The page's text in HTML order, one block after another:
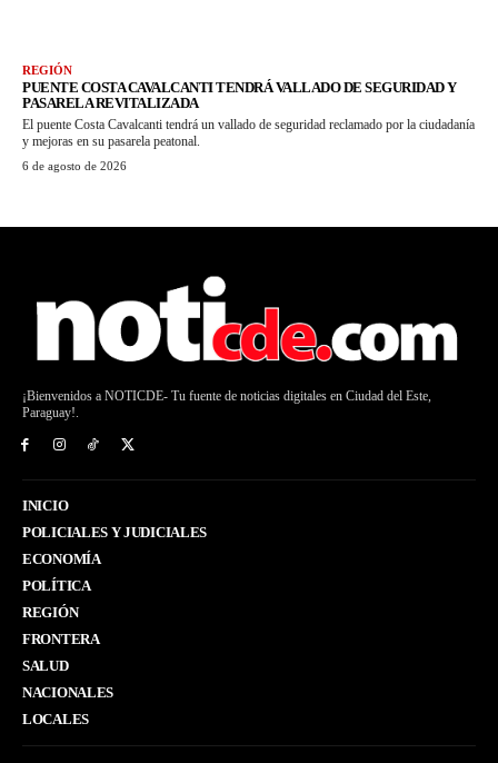
REGIÓN
PUENTE COSTA CAVALCANTI TENDRÁ VALLADO DE SEGURIDAD Y
PASARELA REVITALIZADA
El puente Costa Cavalcanti tendrá un vallado de seguridad reclamado por la ciudadanía
y mejoras en su pasarela peatonal.
6 de agosto de 2026
¡Bienvenidos a NOTICDE- Tu fuente de noticias digitales en Ciudad del Este,
Paraguay!.
INICIO
POLICIALES Y JUDICIALES
ECONOMÍA
POLÍTICA
REGIÓN
FRONTERA
SALUD
NACIONALES
LOCALES